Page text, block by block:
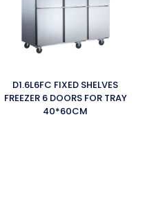
D1.6L6FC FIXED SHELVES
FREEZER 6 DOORS FOR TRAY
40*60CM